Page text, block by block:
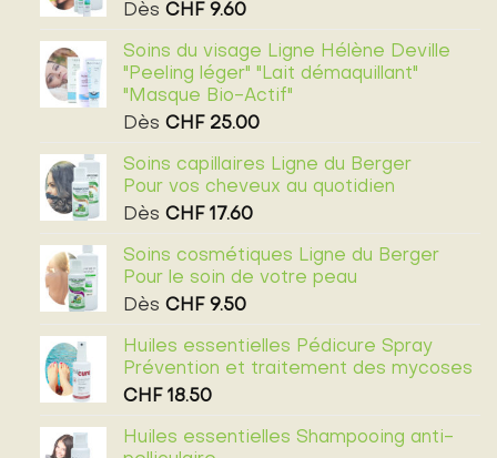
Dès CHF9.60
Soins du visage Ligne Hélène Deville
"Peeling léger" "Lait démaquillant"
"Masque Bio-Actif"
Dès CHF25.00
Soins capillaires Ligne du Berger
Pour vos cheveux au quotidien
Dès CHF17.60
Soins cosmétiques Ligne du Berger
Pour le soin de votre peau
Dès CHF9.50
Huiles essentielles Pédicure Spray
Prévention et traitement des mycoses
CHF18.50
Huiles essentielles Shampooing anti-